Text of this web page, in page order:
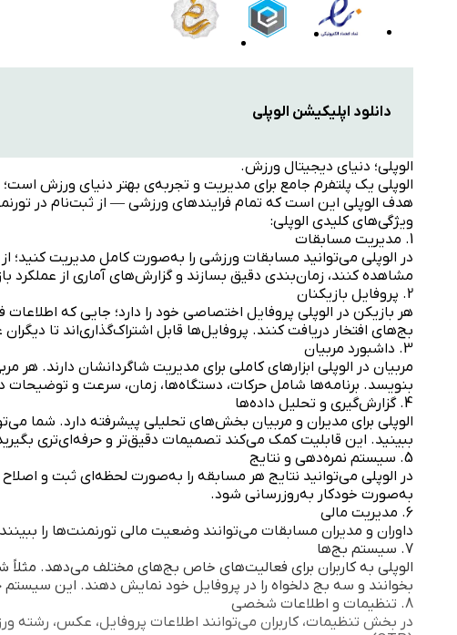
دانلود اپلیکیشن الوپلی
الوپلی؛ دنیای دیجیتال ورزش.
الوپلی یک پلتفرم جامع برای مدیریت و تجربه‌ی بهتر دنیای ورزش
هدف الوپلی این است که تمام فرایندهای ورزشی — از ثبت‌نام در
ویژگی‌های کلیدی الوپلی:
1. مدیریت مسابقات
در الوپلی می‌توانید مسابقات ورزشی را به‌صورت کامل مدیریت کنید؛
مشاهده کنند، زمان‌بندی دقیق بسازند و گزارش‌های آماری از عملکرد
2. پروفایل بازیکنان
هر بازیکن در الوپلی پروفایل اختصاصی خود را دارد؛ جایی که
بج‌های افتخار دریافت کنند. پروفایل‌ها قابل اشتراک‌گذاری‌اند تا
3. داشبورد مربیان
مربیان در الوپلی ابزارهای کاملی برای مدیریت شاگردانشان دارند.
بنویسد. برنامه‌ها شامل حرکات، دستگاه‌ها، زمان، سرعت و توضیحات
4. گزارش‌گیری و تحلیل داده‌ها
الوپلی برای مدیران و مربیان بخش‌های تحلیلی پیشرفته دارد. شما
ببینید. این قابلیت کمک می‌کند تصمیمات دقیق‌تر و حرفه‌ای‌تری
5. سیستم نمره‌دهی و نتایج
در الوپلی می‌توانید نتایج هر مسابقه را به‌صورت لحظه‌ای ثبت و
به‌صورت خودکار به‌روزرسانی شود.
6. مدیریت مالی
داوران و مدیران مسابقات می‌توانند وضعیت مالی تورنمنت‌ها را
7. سیستم بج‌ها
الوپلی به کاربران برای فعالیت‌های خاص بج‌های مختلف می‌دهد. مثلاً
بخوانند و سه بج دلخواه را در پروفایل خود نمایش دهند. این
8. تنظیمات و اطلاعات شخصی
در بخش تنظیمات، کاربران می‌توانند اطلاعات پروفایل، عکس، رشته